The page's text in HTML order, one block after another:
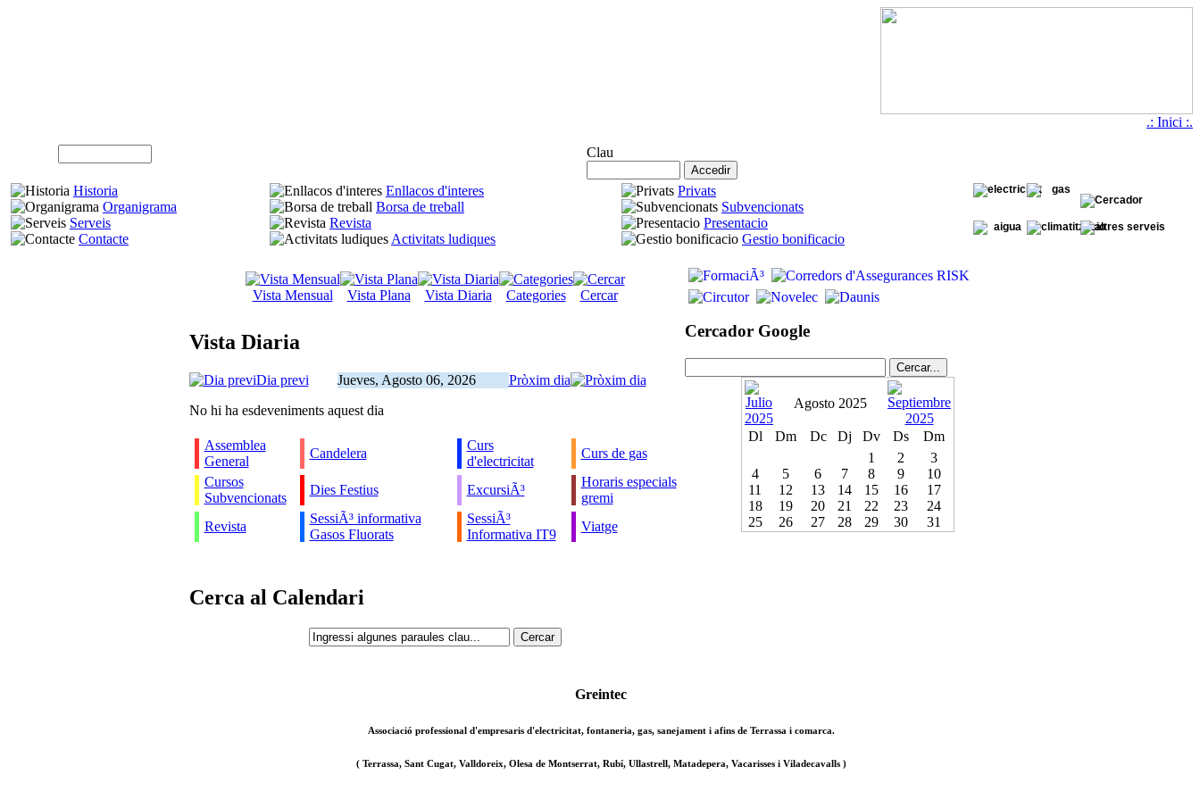
.: Inici :.
Clau
Historia
Organigrama
Serveis
Contacte
Enllacos d'interes
Borsa de treball
Revista
Activitats ludiques
Privats
Subvencionats
Presentacio
Gestio bonificacio
Vista Mensual Vista Plana Vista Diaria Categories Cercar
Vista Diaria
Dia previ Jueves, Agosto 06, 2026
Pròxim dia
No hi ha esdeveniments aquest dia
Assemblea
General
Candelera
Curs
d'electricitat
Curs de gas
Cursos
Subvencionats
Dies Festius ExcursiÃ³
Horaris especials
gremi
Revista
SessiÃ³ informativa
Gasos Fluorats
SessiÃ³
Informativa IT9
Viatge
Cerca al Calendari
Cercador Google
Agosto 2025
Dl Dm Dc Dj Dv Ds
Dm
1
2
3
4
5 6 7 8 9
10
11
12 13 14 15 16
17
18
19 20 21 22 23
24
25
26 27 28 29 30 31
Greintec
Associació professional d'empresaris d'electricitat, fontaneria, gas, sanejament i afins de Terrassa i comarca.
( Terrassa, Sant Cugat, Valldoreix, Olesa de Montserrat, Rubí, Ullastrell, Matadepera, Vacarisses i Viladecavalls )